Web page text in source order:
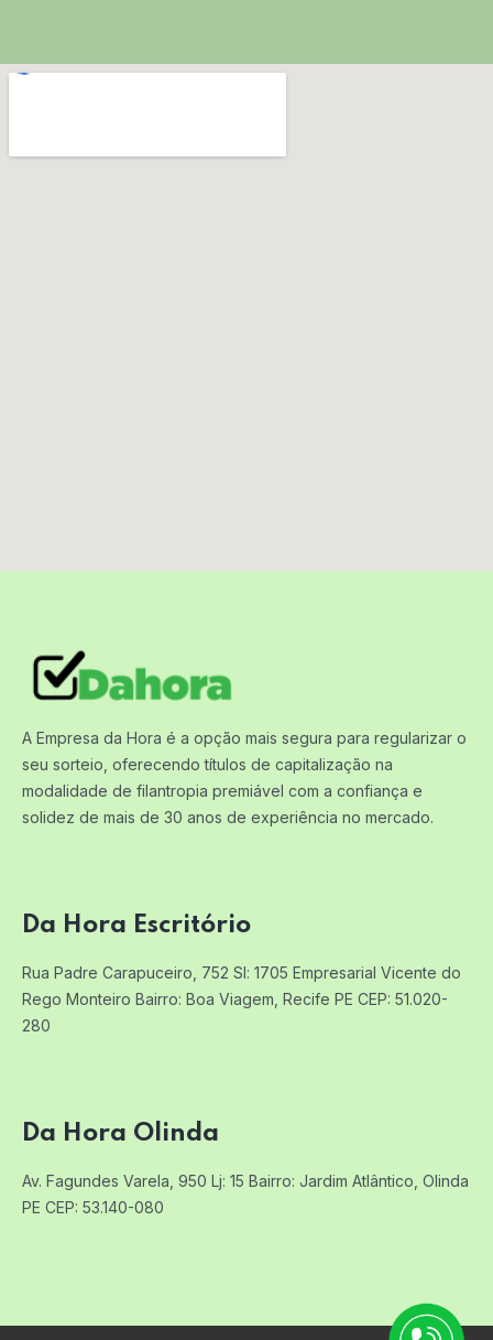
A Empresa da Hora é a opção mais segura para regularizar o
seu sorteio, oferecendo títulos de capitalização na
modalidade de filantropia premiável com a confiança e
solidez de mais de 30 anos de experiência no mercado.
Da Hora Escritório
Rua Padre Carapuceiro, 752 Sl: 1705 Empresarial Vicente do
Rego Monteiro Bairro: Boa Viagem, Recife PE CEP: 51.020-
280
Da Hora Olinda
Av. Fagundes Varela, 950 Lj: 15 Bairro: Jardim Atlântico, Olinda
PE CEP: 53.140-080